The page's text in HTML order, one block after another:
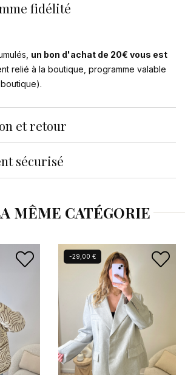
fidélité
un bon d'achat de 20€ vous est
relié à la boutique, programme valable
et retour
sécurisé
MÊME CATÉGORIE
-29,00 €
connecté pour enregistrer des
liste d'envies.